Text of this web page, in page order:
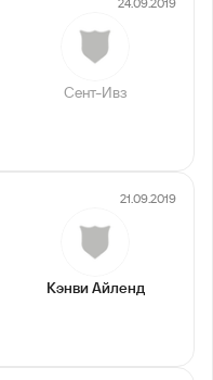
Сент-Ивз
21.09.2019
Кэнви Айленд